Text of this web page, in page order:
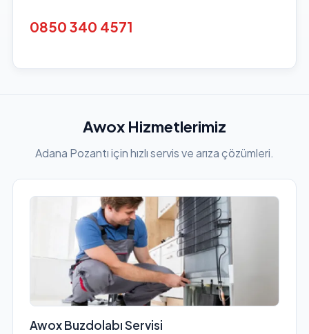
0850 340 4571
Awox Hizmetlerimiz
Adana Pozantı için hızlı servis ve arıza çözümleri.
Awox Buzdolabı Servisi